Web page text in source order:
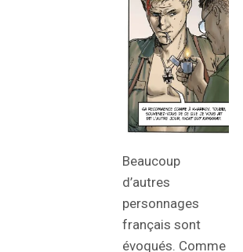
Beaucoup
d’autres
personnages
français sont
évoqués. Comme